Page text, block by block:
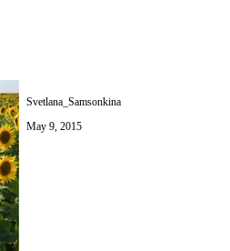
Svetlana_Samsonkina
May 9, 2015